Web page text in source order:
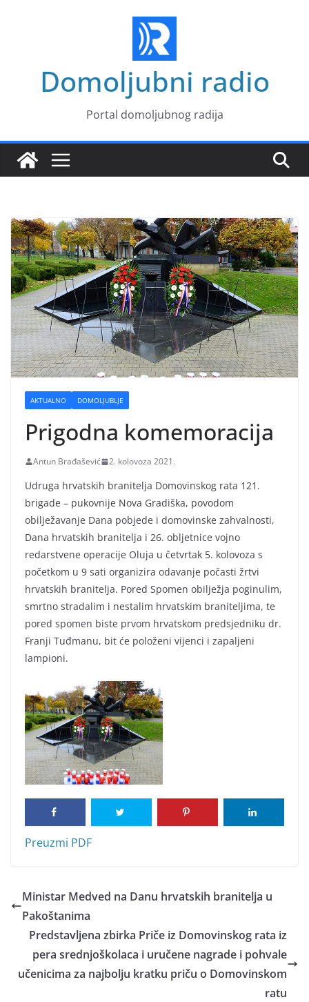
Domoljubni radio
Portal domoljubnog radija
AKTUALNO DOMOLJUBLJE
Prigodna komemoracija
Antun Brađašević 2. kolovoza 2021.
Udruga hrvatskih branitelja Domovinskog rata 121.
brigade – pukovnije Nova Gradiška, povodom
obilježavanje Dana pobjede i domovinske zahvalnosti,
Dana hrvatskih branitelja i 26. obljetnice vojno
redarstvene operacije Oluja u četvrtak 5. kolovoza s
početkom u 9 sati organizira odavanje počasti žrtvi
hrvatskih branitelja. Pored Spomen obilježja poginulim,
smrtno stradalim i nestalim hrvatskim braniteljima, te
pored spomen biste prvom hrvatskom predsjedniku dr.
Franji Tuđmanu, bit će položeni vijenci i zapaljeni
lampioni.
Preuzmi PDF
Ministar Medved na Danu hrvatskih branitelja u
Pakoštanima
Predstavljena zbirka Priče iz Domovinskog rata iz
pera srednjoškolaca i uručene nagrade i pohvale
učenicima za najbolju kratku priču o Domovinskom
ratu